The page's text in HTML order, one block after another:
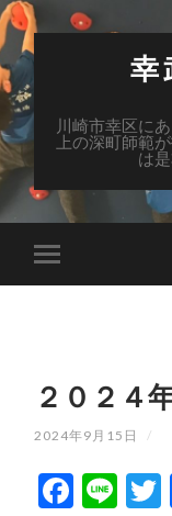
幸
川崎市幸区に
上の深町師範
は
２０２４
2024年9月15日 /